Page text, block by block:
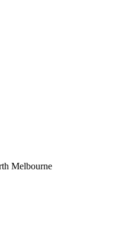
Melbourne